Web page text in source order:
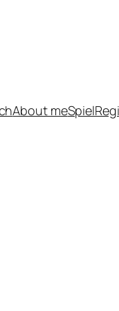
About meSpiel